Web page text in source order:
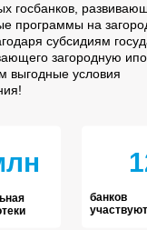
банков
участвуют
госбанков,
программы на
субсидиям
загородную
выгодные условия